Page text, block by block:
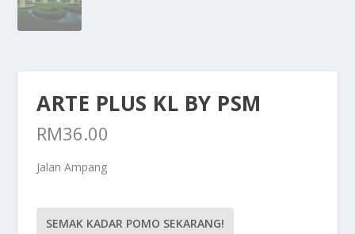
ARTE PLUS KL BY PSM
RM36.00
Jalan Ampang
SEMAK KADAR POMO SEKARANG!